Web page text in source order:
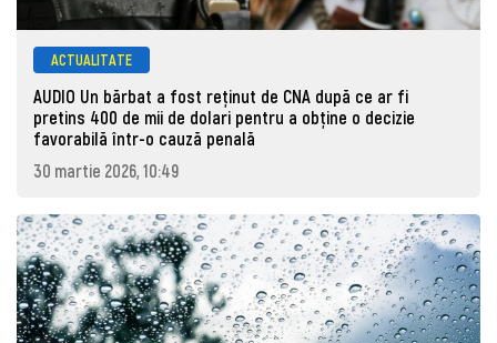
ACTUALITATE
AUDIO Un bărbat a fost reținut de CNA după ce ar fi
pretins 400 de mii de dolari pentru a obține o decizie
favorabilă într-o cauză penală
30 martie 2026, 10:49